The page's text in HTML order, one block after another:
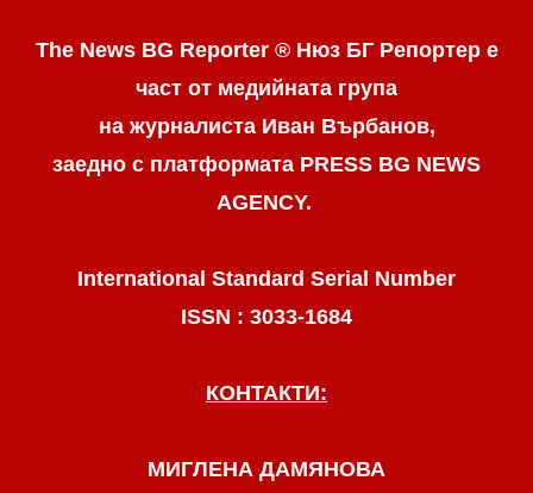
The News BG Reporter ® Нюз БГ Репортере
част от медийната група
на журналиста Иван Върбанов,
заедно с платформата PRESS BG NEWS
AGENCY.
International Standard Serial Number
ISSN : 3033-1684
КОНТАКТИ:
МИГЛЕНА ДАМЯНОВА